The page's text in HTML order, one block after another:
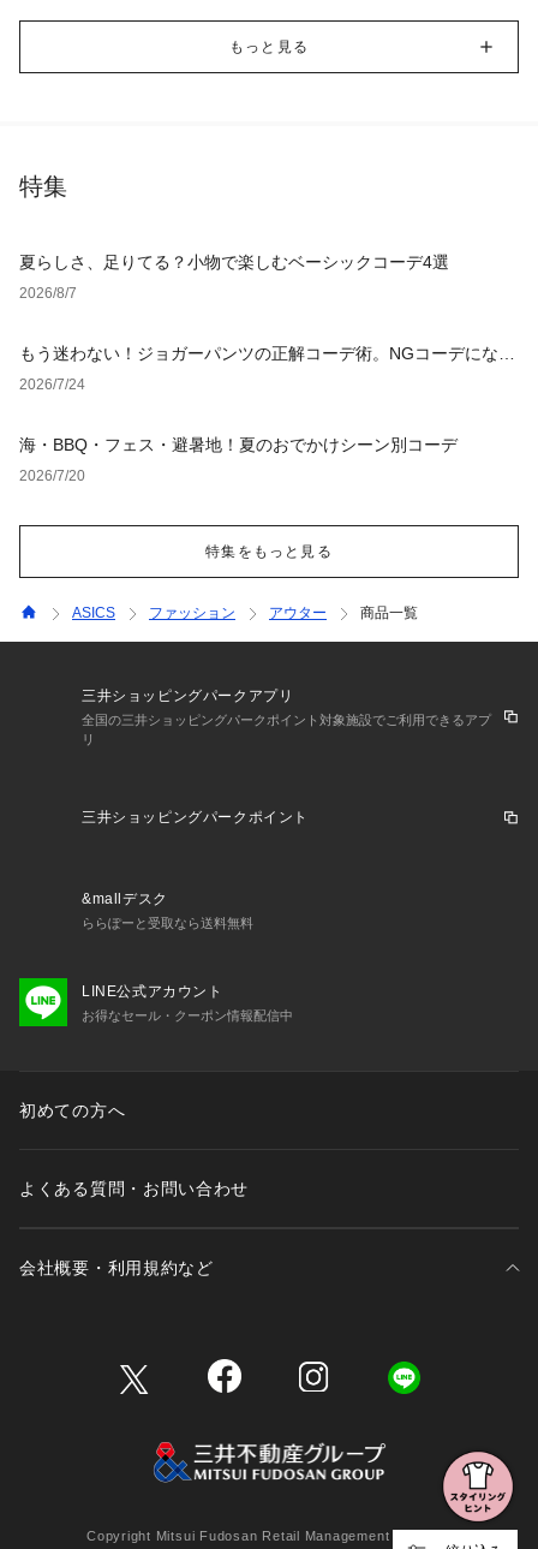
もっと見る
特集
夏らしさ、足りてる？小物で楽しむベーシックコーデ4選
2026/8/7
もう迷わない！ジョガーパンツの正解コーデ術。NGコーデになら
ない選び方からおすすめスタイルまで徹底解説！
2026/7/24
海・BBQ・フェス・避暑地！夏のおでかけシーン別コーデ
2026/7/20
特集をもっと見る
ASICS ファッション アウター 商品一覧
三井ショッピングパークアプリ
全国の三井ショッピングパークポイント対象施設でご利用できるアプ
リ
三井ショッピングパークポイント
&mallデスク
ららぽーと受取なら送料無料
LINE公式アカウント
お得なセール・クーポン情報配信中
初めての方へ
よくある質問・お問い合わせ
会社概要・利用規約など
Copyright Mitsui Fudosan Retail Management Co., Ltd.